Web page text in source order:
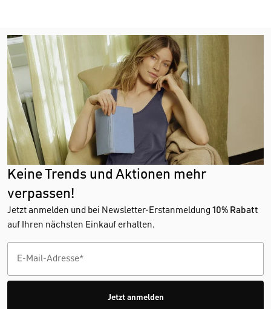
Keine Trends und Aktionen mehr
verpassen!
Jetzt anmelden und bei Newsletter-Erstanmeldung 10% Rabatt
auf Ihren nächsten Einkauf erhalten.
Jetzt anmelden